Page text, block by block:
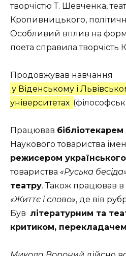
творчістю Т. Шевченка,
Кропивницького,
Особливий вплив на
поета справила творчість
Продовжував навчання
у Віденському і
університетах
Працював бібліотекарем
Наукового товариства
режисером
товариства «Руська
театру. Також працював в
«Життє і слово», де вів
Був літературним та
критиком,